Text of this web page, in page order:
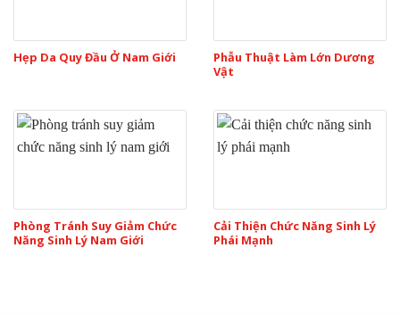
Hẹp Da Quy Đầu Ở Nam Giới
Phẫu Thuật Làm Lớn Dương
Vật
Phòng Tránh Suy Giảm Chức
Năng Sinh Lý Nam Giới
Cải Thiện Chức Năng Sinh Lý
Phái Mạnh